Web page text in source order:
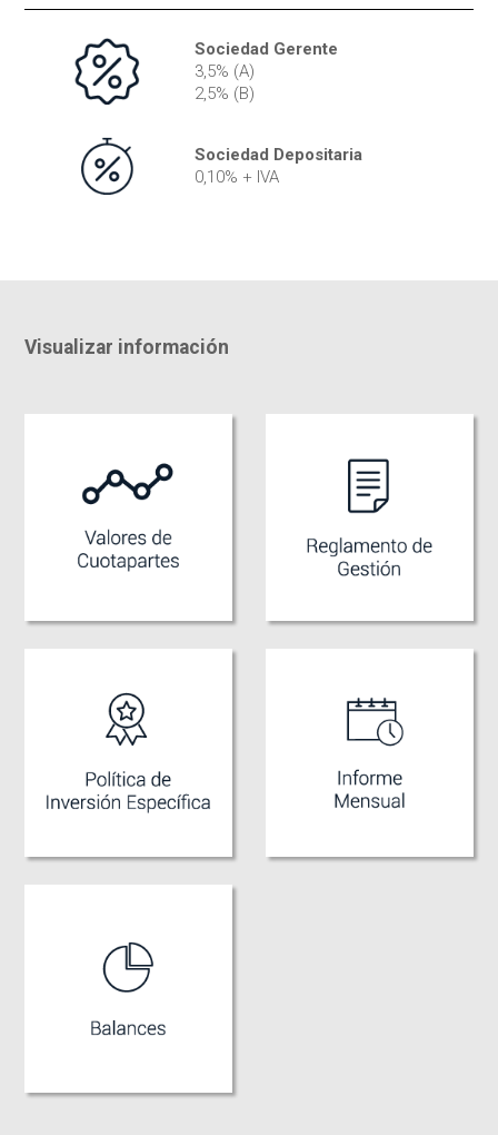
Sociedad Gerente
3,5% (A)
2,5% (B)
Sociedad Depositaria
0,10% + IVA
Visualizar información